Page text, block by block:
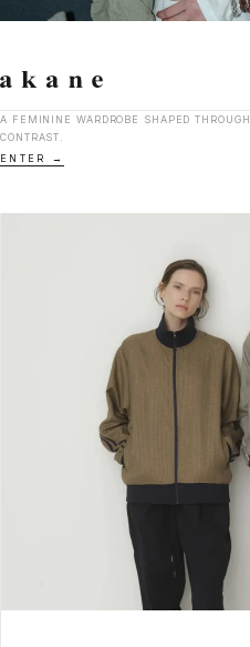
A FEMININE WARDROBE SHAPED
CONTRAST.
ENTER